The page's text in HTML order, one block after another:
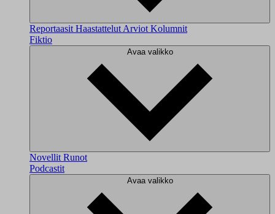
Reportaasit Haastattelut Arviot Kolumnit
Fiktio
Avaa valikko
Novellit Runot
Podcastit
Avaa valikko